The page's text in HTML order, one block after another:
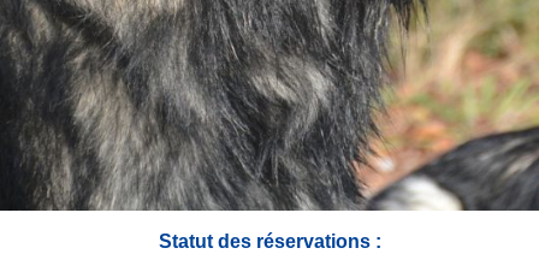
Statut des réservations :